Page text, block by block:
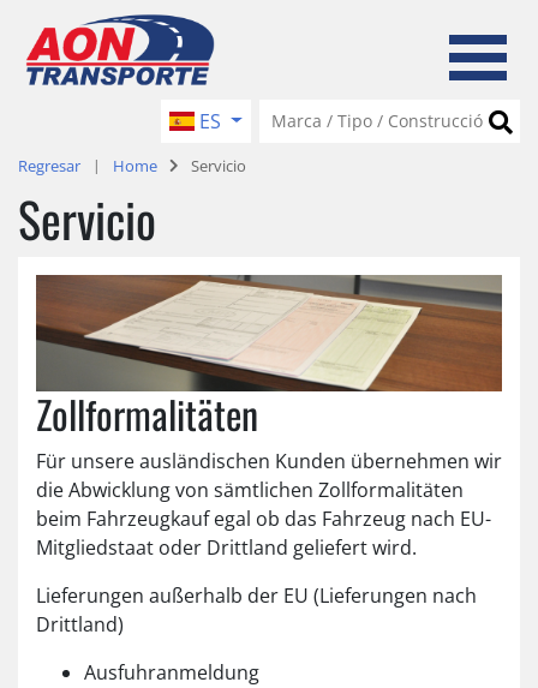
ES
Regresar Home Servicio
Servicio
Zollformalitäten
Für unsere ausländischen Kunden übernehmen wir
die Abwicklung von sämtlichen Zollformalitäten
beim Fahrzeugkauf egal ob das Fahrzeug nach EU-
Mitgliedstaat oder Drittland geliefert wird.
Lieferungen außerhalb der EU (Lieferungen nach
Drittland)
Ausfuhranmeldung